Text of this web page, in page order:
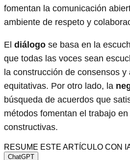
fomentan la comunicación
ambiente de respeto y
El diálogo se basa en la
que todas las voces sean
la construcción de consensos
equitativas. Por otro lado, la
búsqueda de acuerdos que
métodos fomentan el trabajo
constructivas.
RESUME ESTE ARTÍCULO CON
ChatGPT